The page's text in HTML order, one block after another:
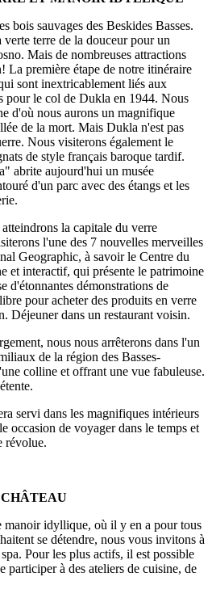
bois sauvages des Beskides Basses.
verte terre de la douceur pour un
Mais de nombreuses attractions
La première étape de notre itinéraire
sont inextricablement liés aux
pour le col de Dukla en 1944. Nous
d'où nous aurons un magnifique
de la mort. Mais Dukla n'est pas
Nous visiterons également le
de style français baroque tardif.
abrite aujourd'hui un musée
d'un parc avec des étangs et les
la capitale du verre
l'une des 7 nouvelles merveilles
Geographic, à savoir le Centre du
et interactif, qui présente le patrimoine
d'étonnantes démonstrations de
pour acheter des produits en verre
Déjeuner dans un restaurant voisin.
nous nous arrêterons dans l'un
de la région des Basses-
colline et offrant une vue fabuleuse.
servi dans les magnifiques intérieurs
occasion de voyager dans le temps et
révolue.
manoir idyllique, où il y en a pour tous
se détendre, nous vous invitons à
Pour les plus actifs, il est possible
participer à des ateliers de cuisine, de